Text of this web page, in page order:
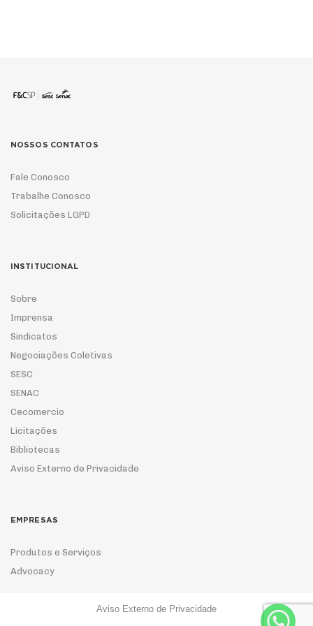
NOSSOS CONTATOS
Fale Conosco
Trabalhe Conosco
Solicitações LGPD
INSTITUCIONAL
Sobre
Imprensa
Sindicatos
Negociações Coletivas
SESC
SENAC
Cecomercio
Licitações
Bibliotecas
Aviso Externo de Privacidade
EMPRESAS
Produtos e Serviços
Advocacy
Aviso Externo de Privacidade